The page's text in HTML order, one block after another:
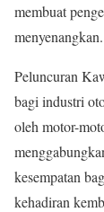
membuat
menyenangkan.
Peluncuran
bagi industri
oleh motor-
kesempatan
kehadiran